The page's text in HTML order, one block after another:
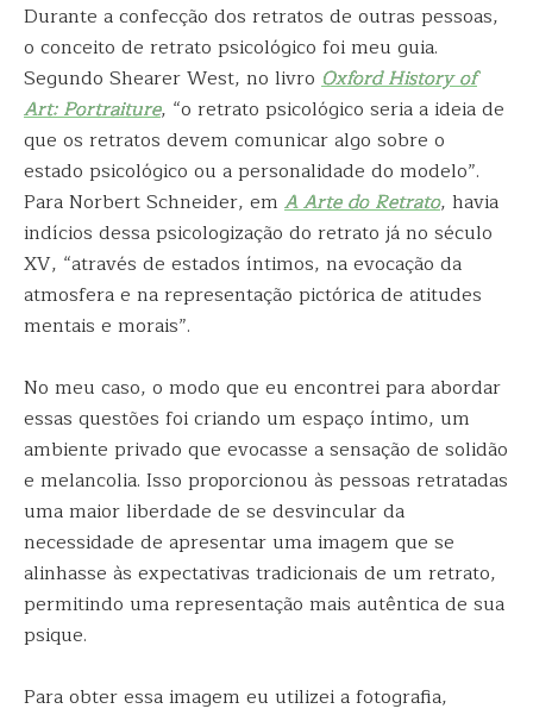
Durante a confecção dos retratos de outras pessoas,
o conceito de retrato psicológico foi meu guia.
Segundo Shearer West, no livro Oxford History of
Art: Portraiture, “o retrato psicológico seria a ideia de
que os retratos devem comunicar algo sobre o
estado psicológico ou a personalidade do modelo”.
Para Norbert Schneider, em A Arte doRetrato, havia
indícios dessa psicologização do retrato já no século
XV, “através de estados íntimos, na evocação da
atmosfera e na representação pictórica de atitudes
mentais e morais”.
No meu caso, o modo que eu encontrei para abordar
essas questões foi criando um espaço íntimo, um
ambiente privado que evocasse a sensação de solidão
e melancolia. Isso proporcionou às pessoas retratadas
uma maior liberdade de se desvincular da
necessidade de apresentar uma imagem que se
alinhasse às expectativas tradicionais de um retrato,
permitindo uma representação mais autêntica de sua
psique.
Para obter essa imagem eu utilizei a fotografia,